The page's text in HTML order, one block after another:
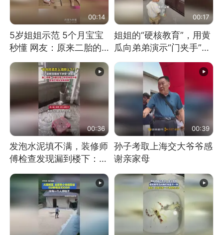
00:14
5岁姐姐示范 5个月宝宝
秒懂 网友：原来二胎的
快乐长这样
00:17
姐姐的“硬核教育”，用黄
瓜向弟弟演示“门夹手”，
网友：果然言传不如身
教！
00:36
发泡水泥填不满，装修师
傅检查发现漏到楼下：出
风口未延伸到外墙
00:39
孙子考取上海交大爷爷感
谢亲家母